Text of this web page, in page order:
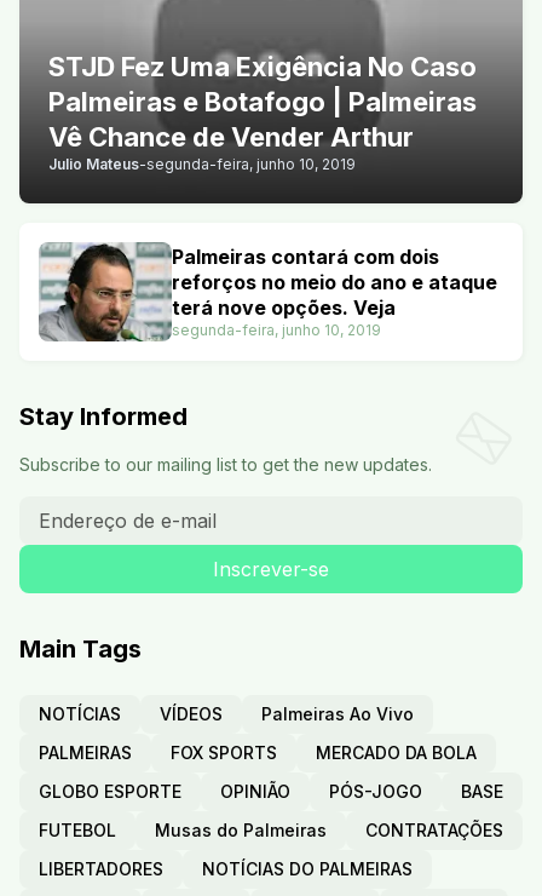
STJD Fez Uma Exigência No Caso
Palmeiras e Botafogo | Palmeiras
Vê Chance de Vender Arthur
Julio Mateus-segunda-feira, junho 10, 2019
Palmeiras contará com dois
reforços no meio do ano e ataque
terá nove opções. Veja
segunda-feira, junho 10, 2019
Stay Informed
Subscribe to our mailing list to get the new updates.
Main Tags
NOTÍCIAS VÍDEOS
Palmeiras Ao Vivo
PALMEIRAS
FOX SPORTS
MERCADO DA BOLA
GLOBO ESPORTE
OPINIÃO PÓS-JOGO
BASE
FUTEBOL
Musas do Palmeiras
CONTRATAÇÕES
LIBERTADORES
NOTÍCIAS DO PALMEIRAS